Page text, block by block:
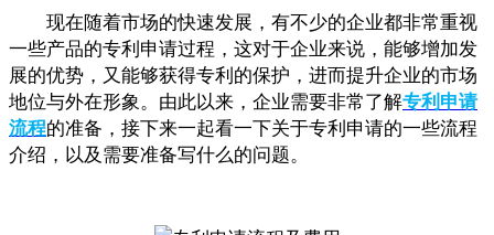
现在随着市场的快速发展，有不少的企业都非常重视
一些产品的专利申请过程，这对于企业来说，能够增加发
展的优势，又能够获得专利的保护，进而提升企业的市场
地位与外在形象。由此以来，企业需要非常了解专利申请
流程的准备，接下来一起看一下关于专利申请的一些流程
介绍，以及需要准备写什么的问题。